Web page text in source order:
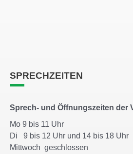
SPRECHZEITEN
Sprech- und Öffnungszeiten der
Mo 9 bis 11 Uhr
Di 9 bis 12 Uhr und 14 bis 18
Mittwoch geschlossen